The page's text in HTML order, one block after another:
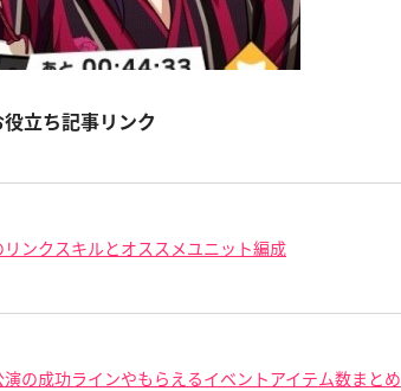
立ち記事リンク
ンクスキルとオススメユニット編成
の成功ラインやもらえるイベントアイテム数まとめ